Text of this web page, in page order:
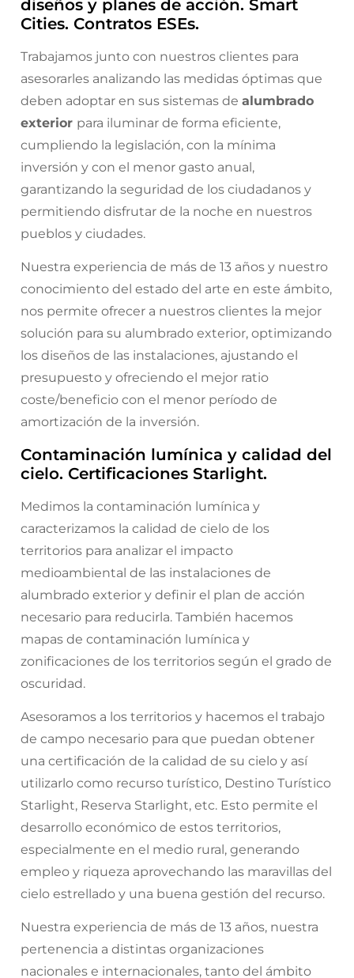
diseños y planes de acción. Smart
Cities. Contratos ESEs.
Trabajamos junto con nuestros clientes para
asesorarles analizando las medidas óptimas que
deben adoptar en sus sistemas de alumbrado
exterior para iluminar de forma eficiente,
cumpliendo la legislación, con la mínima
inversión y con el menor gasto anual,
garantizando la seguridad de los ciudadanos y
permitiendo disfrutar de la noche en nuestros
pueblos y ciudades.
Nuestra experiencia de más de 13 años y nuestro
conocimiento del estado del arte en este ámbito,
nos permite ofrecer a nuestros clientes la mejor
solución para su alumbrado exterior, optimizando
los diseños de las instalaciones, ajustando el
presupuesto y ofreciendo el mejor ratio
coste/beneficio con el menor período de
amortización de la inversión.
Contaminación lumínica y calidad del
cielo. Certificaciones Starlight.
Medimos la contaminación lumínica y
caracterizamos la calidad de cielo de los
territorios para analizar el impacto
medioambiental de las instalaciones de
alumbrado exterior y definir el plan de acción
necesario para reducirla. También hacemos
mapas de contaminación lumínica y
zonificaciones de los territorios según el grado de
oscuridad.
Asesoramos a los territorios y hacemos el trabajo
de campo necesario para que puedan obtener
una certificación de la calidad de su cielo y así
utilizarlo como recurso turístico, Destino Turístico
Starlight, Reserva Starlight, etc. Esto permite el
desarrollo económico de estos territorios,
especialmente en el medio rural, generando
empleo y riqueza aprovechando las maravillas del
cielo estrellado y una buena gestión del recurso.
Nuestra experiencia de más de 13 años, nuestra
pertenencia a distintas organizaciones
nacionales e internacionales, tanto del ámbito